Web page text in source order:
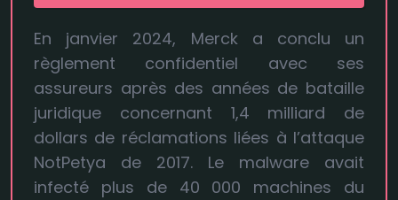
En janvier 2024, Merck a conclu un
règlement confidentiel avec ses
assureurs après des années de bataille
juridique concernant 1,4 milliard de
dollars de réclamations liées à l’attaque
NotPetya de 2017. Le malware avait
infecté plus de 40 000 machines du